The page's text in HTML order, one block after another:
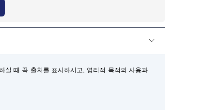
실 때 꼭 출처를 표시하시고, 영리적 목적의 사용과